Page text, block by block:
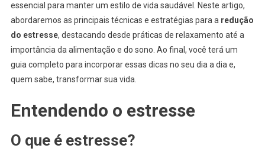
essencial para manter um estilo de vida saudável. Neste artigo,
abordaremos as principais técnicas e estratégias para a redução
do estresse, destacando desde práticas de relaxamento até a
importância da alimentação e do sono. Ao final, você terá um
guia completo para incorporar essas dicas no seu dia a dia e,
quem sabe, transformar sua vida.
Entendendo o estresse
O que é estresse?